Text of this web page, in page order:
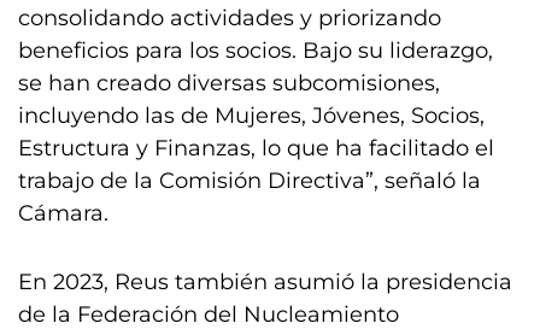
consolidando actividades y priorizando
beneficios para los socios. Bajo su liderazgo,
se han creado diversas subcomisiones,
incluyendo las de Mujeres, Jóvenes, Socios,
Estructura y Finanzas, lo que ha facilitado el
trabajo de la Comisión Directiva”, señaló la
Cámara.
En 2023, Reus también asumió la presidencia
de la Federación del Nucleamiento